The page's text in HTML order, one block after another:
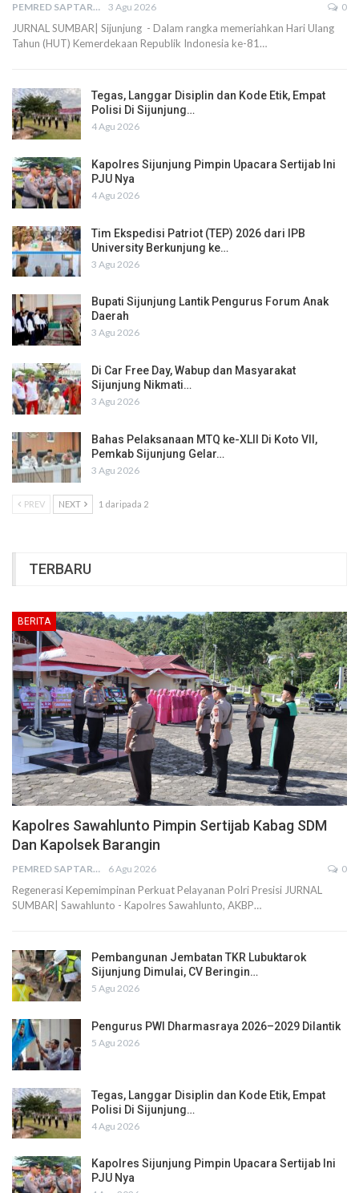
PEMRED SAPTARIUS 3 Agu 2026 0
JURNAL SUMBAR| Sijunjung - Dalam rangka memeriahkan Hari Ulang
Tahun (HUT) Kemerdekaan Republik Indonesia ke-81…
Tegas, Langgar Disiplin dan Kode Etik, Empat
Polisi Di Sijunjung…
4 Agu 2026
Kapolres Sijunjung Pimpin Upacara Sertijab Ini
PJU Nya
4 Agu 2026
Tim Ekspedisi Patriot (TEP) 2026 dari IPB
University Berkunjung ke…
3 Agu 2026
Bupati Sijunjung Lantik Pengurus Forum Anak
Daerah
3 Agu 2026
Di Car Free Day, Wabup dan Masyarakat
Sijunjung Nikmati…
3 Agu 2026
Bahas Pelaksanaan MTQ ke-XLII Di Koto VII,
Pemkab Sijunjung Gelar…
3 Agu 2026
PREV NEXT 1 daripada 2
TERBARU
BERITA
Kapolres Sawahlunto Pimpin Sertijab Kabag SDM
Dan Kapolsek Barangin
PEMRED SAPTARIUS 6 Agu 2026 0
Regenerasi Kepemimpinan Perkuat Pelayanan Polri Presisi JURNAL
SUMBAR| Sawahlunto - Kapolres Sawahlunto, AKBP…
Pembangunan Jembatan TKR Lubuktarok
Sijunjung Dimulai, CV Beringin…
5 Agu 2026
Pengurus PWI Dharmasraya 2026–2029 Dilantik
5 Agu 2026
Tegas, Langgar Disiplin dan Kode Etik, Empat
Polisi Di Sijunjung…
4 Agu 2026
Kapolres Sijunjung Pimpin Upacara Sertijab Ini
PJU Nya